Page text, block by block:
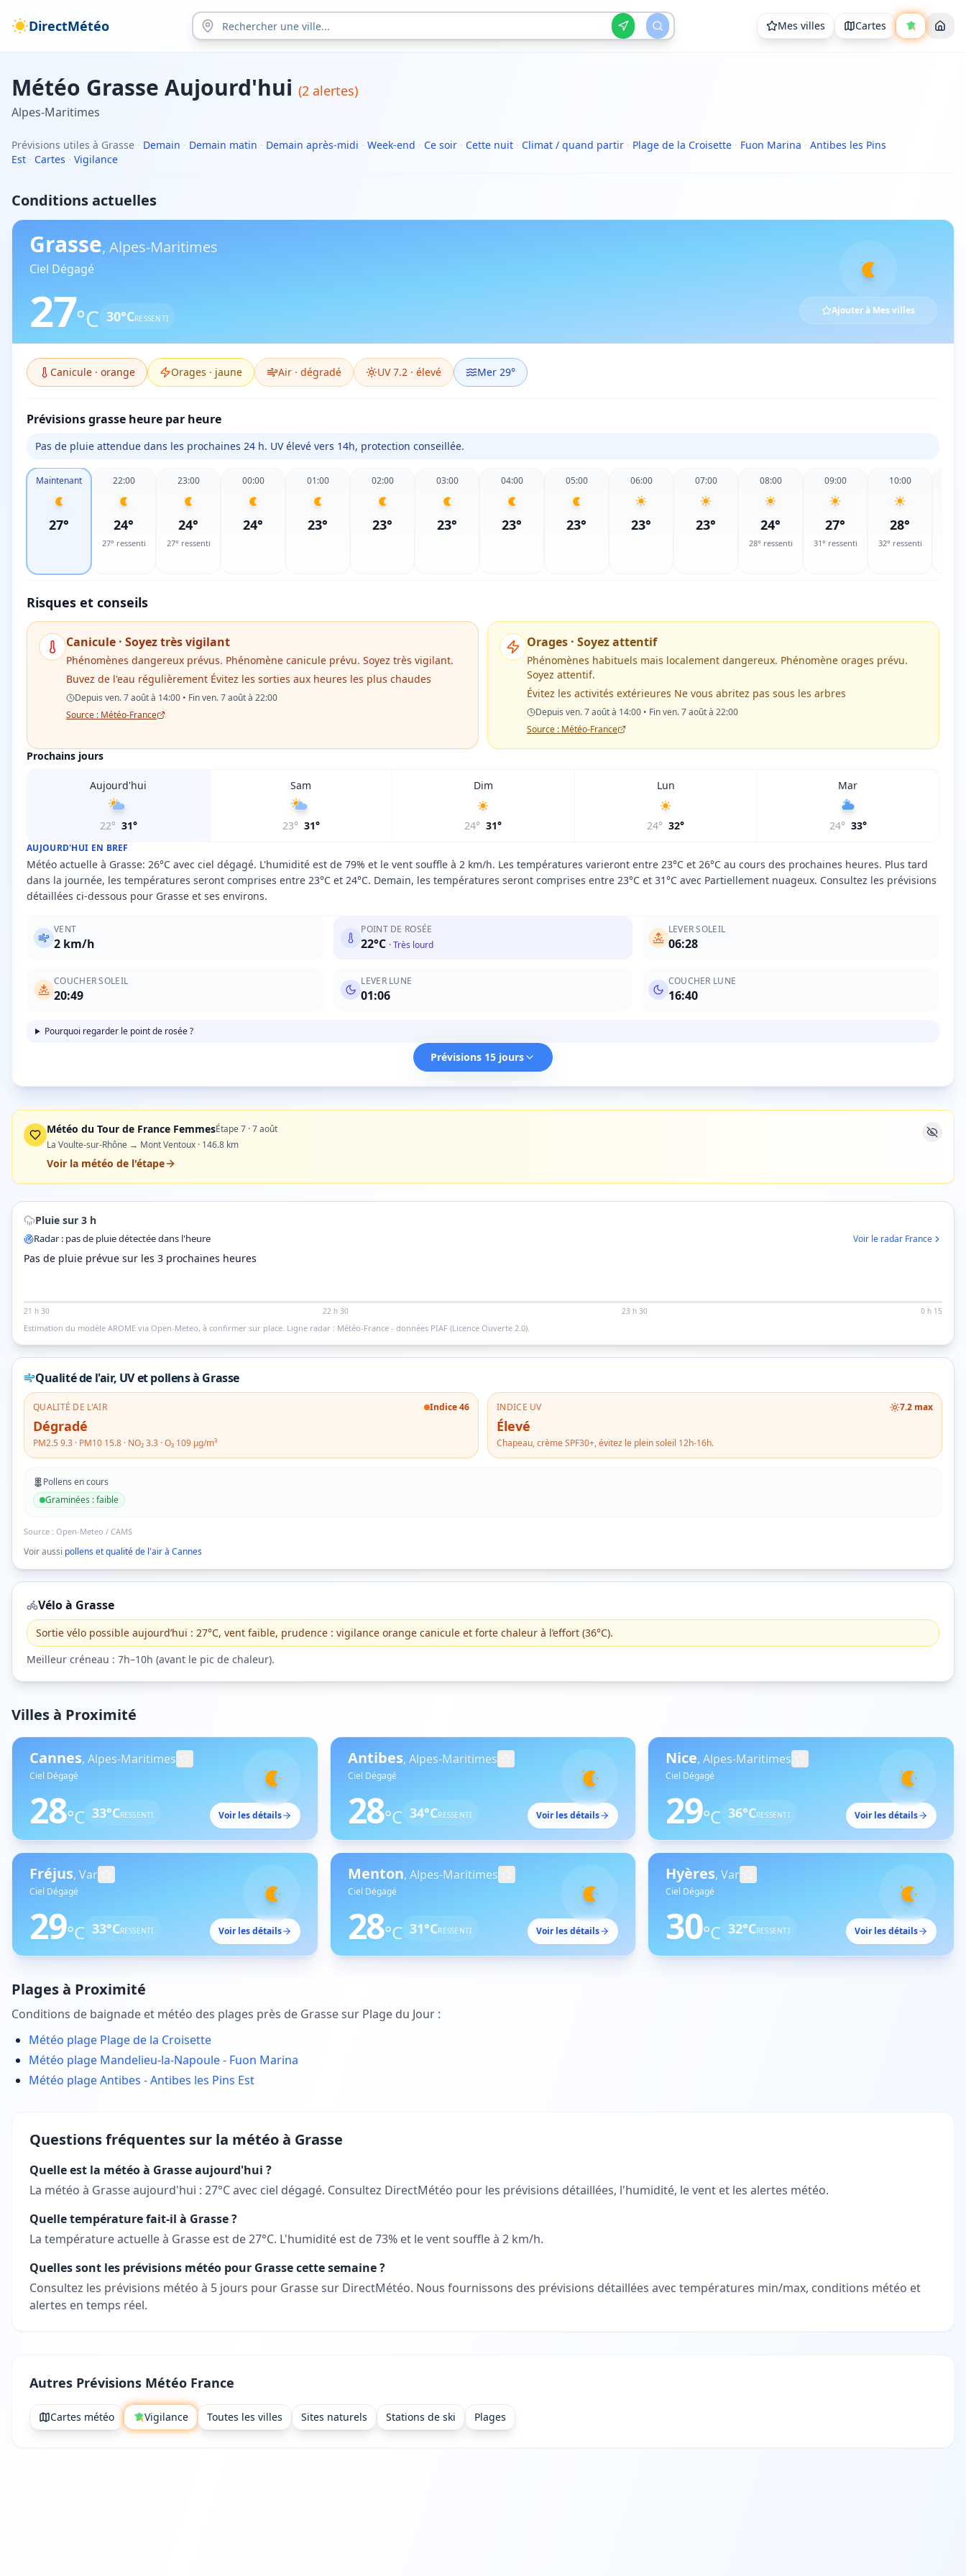
DirectMétéo Mes villes Cartes
Météo Grasse Aujourd'hui (2 alertes)
Alpes-Maritimes
Prévisions utiles à Grasse · Demain · Demain matin · Demain après-midi · Week-end · Ce soir · Cette nuit · Climat / quand partir · Plage de la Croisette · Fuon Marina · Antibes les Pins
Est · Cartes · Vigilance
Conditions actuelles
Grasse, Alpes-Maritimes
Ciel Dégagé
27°C 30°CRESSENTI
Ajouter à Mes villes
Canicule · orange Orages · jaune Air · dégradé UV7.2 · élevé Mer 29°
AUJOURD'HUI EN BREF
Météo actuelle à Grasse: 26°C avec ciel dégagé. L'humidité est de 79% et le vent souffle à 2 km/h. Les températures varieront entre 23°C et 26°C au cours des prochaines heures. Plus tard
dans la journée, les températures seront comprises entre 23°C et 24°C. Demain, les températures seront comprises entre 23°C et 31°C avec Partiellement nuageux. Consultez les prévisions
détaillées ci-dessous pour Grasse et ses environs.
VENT
2 km/h
POINT DE ROSÉE
22°C ·Très lourd
LEVER SOLEIL
06:28
COUCHER SOLEIL
20:49
LEVER LUNE
01:06
COUCHER LUNE
16:40
Pourquoi regarder le point de rosée ?
Prévisions grasse heure par heure
Pas de pluie attendue dans les prochaines 24 h. UV élevé vers 14h, protection conseillée.
Maintenant
27°
22:00
24°
27° ressenti
23:00
24°
27° ressenti
00:00
24°
01:00
23°
02:00
23°
03:00
23°
04:00
23°
05:00
23°
06:00
23°
07:00
23°
08:00
24°
28° ressenti
09:00
27°
31° ressenti
10:00
28°
32° ressenti
Risques et conseils
Canicule · Soyez très vigilant
Phénomènes dangereux prévus. Phénomène canicule prévu. Soyez très vigilant.
Buvez de l'eau régulièrement Évitez les sorties aux heures les plus chaudes
Depuis ven. 7 août à 14:00 • Fin ven. 7 août à 22:00
Source : Météo-France
Orages · Soyez attentif
Phénomènes habituels mais localement dangereux. Phénomène orages prévu.
Soyez attentif.
Évitez les activités extérieures Ne vous abritez pas sous les arbres
Depuis ven. 7 août à 14:00 • Fin ven. 7 août à 22:00
Source : Météo-France
Prochains jours
Aujourd'hui
22° 31°
Sam
23° 31°
Dim
24° 31°
Lun
24° 32°
Mar
24° 33°
Prévisions 15 jours
Météo du Tour de France FemmesÉtape7 ·7 août
La Voulte-sur-Rhône → Mont Ventoux · 146.8 km
Voir la météo de l'étape
Pluie sur 3 h
Radar : pas de pluie détectée dans l'heure Voir le radar France
Pas de pluie prévue sur les 3 prochaines heures
21 h 30 22 h 30 23 h 30 0 h 15
Estimation du modèle AROME via Open-Meteo, à confirmer sur place. Ligne radar : Météo-France - données PIAF (Licence Ouverte 2.0).
Qualité de l'air, UV et pollensà Grasse
QUALITÉ DE L'AIR Indice46
Dégradé
PM2.5 9.3 · PM10 15.8 · NO₂3.3 · O₃ 109 µg/m³
INDICE UV 7.2 max
Élevé
Chapeau, crème SPF30+, évitez le plein soleil 12h-16h.
Pollens en cours
Graminées :faible
Source : Open-Meteo / CAMS
Voir aussi pollens et qualité de l'air à Cannes
Vélo à Grasse
Sortie vélo possible aujourd’hui : 27°C, vent faible, prudence : vigilance orange canicule et forte chaleur à l’effort (36°C).
Meilleur créneau : 7h–10h (avant le pic de chaleur).
Villes à Proximité
Cannes, Alpes-Maritimes
Ciel Dégagé
28°C 33°CRESSENTI Voir les détails
Antibes, Alpes-Maritimes
Ciel Dégagé
28°C 34°CRESSENTI Voir les détails
Nice,Alpes-Maritimes
Ciel Dégagé
29°C 36°CRESSENTI Voir les détails
Fréjus, Var
Ciel Dégagé
29°C 33°CRESSENTI Voir les détails
Menton, Alpes-Maritimes
Ciel Dégagé
28°C 31°CRESSENTI Voir les détails
Hyères,Var
Ciel Dégagé
30°C 32°CRESSENTI Voir les détails
Plages à Proximité
Conditions de baignade et météo des plages près de Grassesur Plage du Jour :
Météo plage Plage de la Croisette
Météo plage Mandelieu-la-Napoule - Fuon Marina
Météo plageAntibes - Antibes les Pins Est
Questions fréquentes sur la météo à Grasse
Quelle est la météo à Grasse aujourd'hui ?
La météo à Grasse aujourd'hui : 27°C avec ciel dégagé. Consultez DirectMétéo pour les prévisions détaillées, l'humidité, le vent et les alertes météo.
Quelle température fait-il à Grasse ?
La température actuelle à Grasse est de 27°C. L'humidité est de 73% et le vent souffle à 2 km/h.
Quelles sont les prévisions météo pour Grasse cette semaine ?
Consultez les prévisions météo à 5 jours pour Grasse sur DirectMétéo. Nous fournissons des prévisions détaillées avec températures min/max, conditions météo et
alertes en temps réel.
Autres Prévisions Météo France
Cartes météo Vigilance Toutes les villes Sites naturels Stations de ski Plages